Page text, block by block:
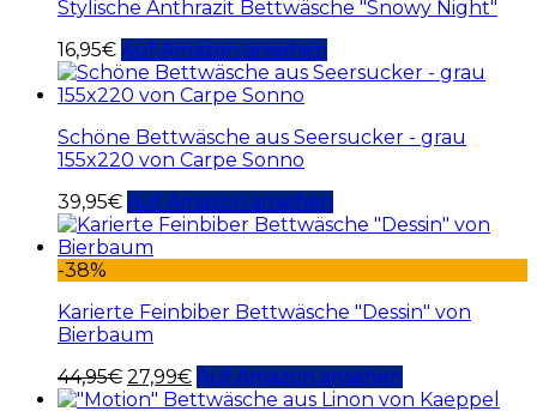
Stylische Anthrazit Bettwäsche "Snowy Night"
16,95€ Auf Amazon ansehen
Schöne Bettwäsche aus Seersucker - grau
155x220 von Carpe Sonno
39,95€ Auf Amazon ansehen
-38%
Karierte Feinbiber Bettwäsche "Dessin" von
Bierbaum
44,95€ 27,99€ Auf Amazon ansehen